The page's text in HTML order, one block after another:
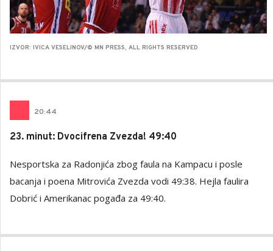
IZVOR: IVICA VESELINOV/© MN PRESS, ALL RIGHTS RESERVED
20:44
23. minut: Dvocifrena Zvezda! 49:40
Nesportska za Radonjića zbog faula na Kampacu i posle
bacanja i poena Mitrovića Zvezda vodi 49:38. Hejla faulira
Dobrić i Amerikanac pogađa za 49:40.